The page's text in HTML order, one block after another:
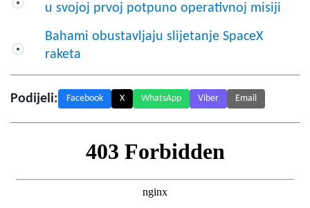
u svojoj prvoj potpuno operativnoj misiji
Bahami obustavljaju slijetanje SpaceX
raketa
Podijeli: Facebook X WhatsApp Viber Email